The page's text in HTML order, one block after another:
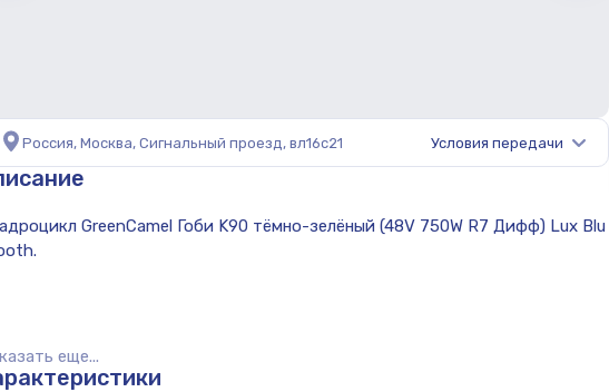
Россия, Москва, Сигнальный проезд, вл16с21 Условия передачи
еще...